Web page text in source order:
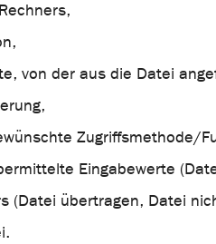
von der aus die Datei
Zugriffsmethode/
Eingabewerte
(Datei übertragen, Datei